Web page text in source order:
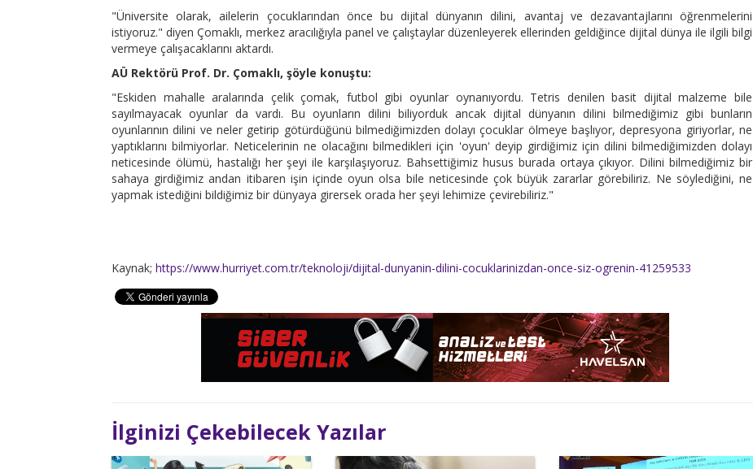
"Üniversite olarak, ailelerin çocuklarından önce bu dijital dünyanın dilini, avantaj ve dezavantajlarını öğrenmelerini
istiyoruz." diyen Çomaklı, merkez aracılığıyla panel ve çalıştaylar düzenleyerek ellerinden geldiğince dijital dünya ile ilgili bilgi
vermeye çalışacaklarını aktardı.
AÜ Rektörü Prof. Dr. Çomaklı, şöyle konuştu:
"Eskiden mahalle aralarında çelik çomak, futbol gibi oyunlar oynanıyordu. Tetris denilen basit dijital malzeme bile
sayılmayacak oyunlar da vardı. Bu oyunların dilini biliyorduk ancak dijital dünyanın dilini bilmediğimiz gibi bunların
oyunlarının dilini ve neler getirip götürdüğünü bilmediğimizden dolayı çocuklar ölmeye başlıyor, depresyona giriyorlar, ne
yaptıklarını bilmiyorlar. Neticelerinin ne olacağını bilmedikleri için 'oyun' deyip girdiğimiz için dilini bilmediğimizden dolayı
neticesinde ölümü, hastalığı her şeyi ile karşılaşıyoruz. Bahsettiğimiz husus burada ortaya çıkıyor. Dilini bilmediğimiz bir
sahaya girdiğimiz andan itibaren işin içinde oyun olsa bile neticesinde çok büyük zararlar görebiliriz. Ne söylediğini, ne
yapmak istediğini bildiğimiz bir dünyaya girersek orada her şeyi lehimize çevirebiliriz."
Kaynak; https://www.hurriyet.com.tr/teknoloji/dijital-dunyanin-dilini-cocuklarinizdan-once-siz-ogrenin-41259533
İlginizi Çekebilecek Yazılar